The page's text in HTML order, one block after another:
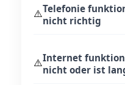
⚠️Telefonie
nicht richtig
⚠️Internet
nicht oder ist